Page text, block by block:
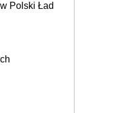
Polski Ład